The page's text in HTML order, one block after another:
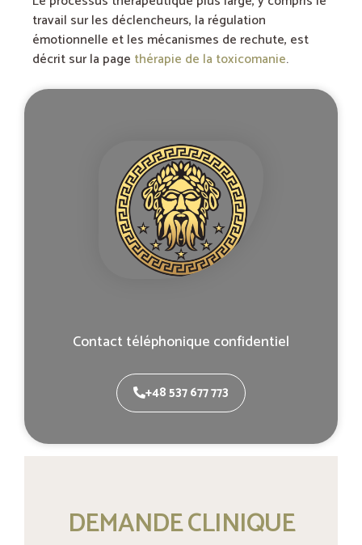
travail sur les déclencheurs, la régulation
émotionnelle et les mécanismes de rechute, est
décrit sur la page thérapie de la toxicomanie.
Contact téléphonique confidentiel
+48 537 677 773
DEMANDE CLINIQUE